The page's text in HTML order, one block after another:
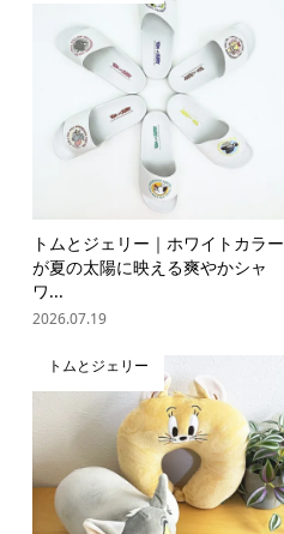
トムとジェリー｜ホワイトカラー
が夏の太陽に映える爽やかシャ
ワ...
2026.07.19
トムとジェリー